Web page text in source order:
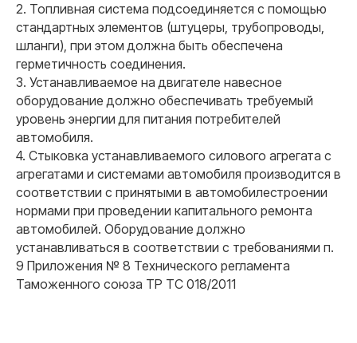
2. Топливная система подсоединяется с помощью
стандартных элементов (штуцеры, трубопроводы,
шланги), при этом должна быть обеспечена
герметичность соединения.
3. Устанавливаемое на двигателе навесное
оборудование должно обеспечивать требуемый
уровень энергии для питания потребителей
автомобиля.
4. Стыковка устанавливаемого силового агрегата с
агрегатами и системами автомобиля производится в
соответствии с принятыми в автомобилестроении
нормами при проведении капитального ремонта
автомобилей. Оборудование должно
устанавливаться в соответствии с требованиями п.
9 Приложения № 8 Технического регламента
Таможенного союза ТР ТС 018/2011
Ваш номер
+7
Ваша электронная почта
Ваш вопрос
Я даю согласие на обработкуперсональных данных
Оставить заявку